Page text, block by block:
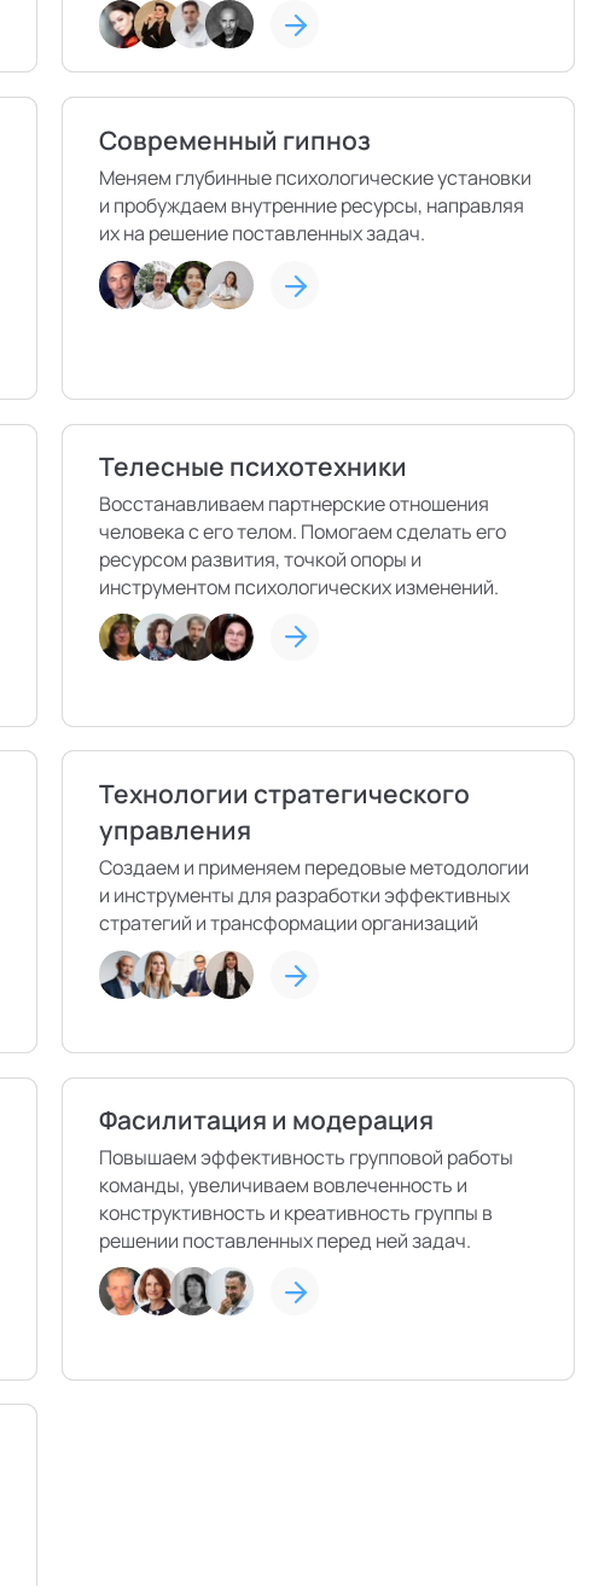
Современный гипноз
Меняем глубинные психологические установки
и пробуждаем внутренние ресурсы, направляя
их на решение поставленных задач.
Телесные психотехники
Восстанавливаем партнерские отношения
человека с его телом. Помогаем сделать его
ресурсом развития, точкой опоры и
инструментом психологических изменений.
Технологии стратегического
управления
Создаем и применяем передовые методологии
и инструменты для разработки эффективных
стратегий и трансформации организаций
Фасилитация и модерация
Повышаем эффективность групповой работы
команды, увеличиваем вовлеченность и
конструктивность и креативность группы в
решении поставленных перед ней задач.